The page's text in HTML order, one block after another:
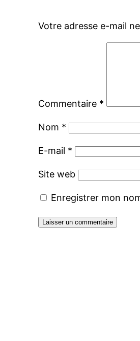
Votre adresse e-mail
Commentaire *
Nom *
E-mail *
Site web
Enregistrer mon